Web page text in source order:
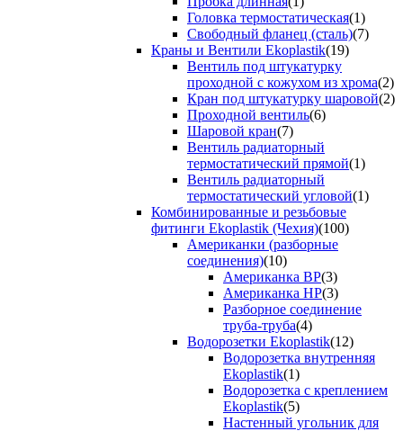
Головка термостатическая(1)
Свободный фланец (сталь)(7)
Краны и Вентили Ekoplastik(19)
Вентиль под штукатурку
проходной с кожухом из хрома(2)
Кран под штукатурку шаровой(2)
Проходной вентиль(6)
Шаровой кран(7)
Вентиль радиаторный
термостатический прямой(1)
Вентиль радиаторный
термостатический угловой(1)
Комбинированные и резьбовые
фитинги Ekoplastik (Чехия)(100)
Американки (разборные
соединения)(10)
Американка ВР(3)
Американка НР(3)
Разборное соединение
труба-труба(4)
Водорозетки Ekoplastik(12)
Водорозетка внутренняя
Ekoplastik(1)
Водорозетка с креплением
Ekoplastik(5)
Настенный угольник для